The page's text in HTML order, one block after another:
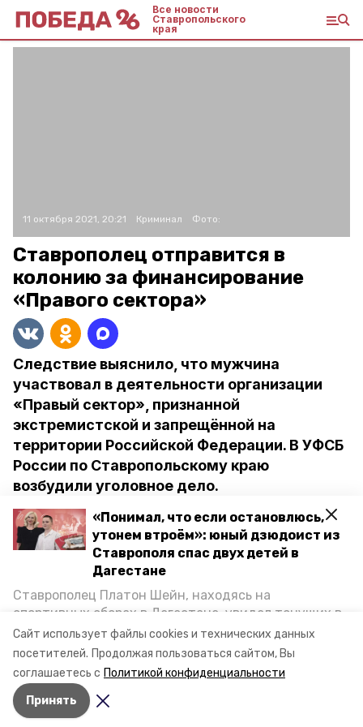
Сайт использует файлы cookies и технических данных
посетителей. Продолжая пользоваться сайтом, Вы
соглашаетесь с Политикой конфиденциальности
Принять
«Понимал, что если остановлюсь,
утонем втроём»: юный дзюдоист из
Ставрополя спас двух детей в
Дагестане
Ставрополец Платон Шейн, находясь на
спортивных сборах в Дегестане, увидел тонущих в
Каспийском море детей и бросился на помощь. По
возвращении домой, отважного мальчика
пригласили в министерство образования края и
наградили. Корреспондент «Победы26» пообщался
с юным героем.
Все новости
Ставропольского
края
11 октября 2021, 20:21 Криминал Фото:
Ставрополец отправится в
колонию за финансирование
«Правого сектора»
Следствие выяснило, что мужчина
участвовал в деятельности организации
«Правый сектор», признанной
экстремистской и запрещённой на
территории Российской Федерации. В УФСБ
России по Ставропольскому краю
возбудили уголовное дело.
21 сентября 2021 года Кировский
районный суд признал ставропольца
виновным и приговорил его к 2 годам и
10 месяцам колонии, с ограничением